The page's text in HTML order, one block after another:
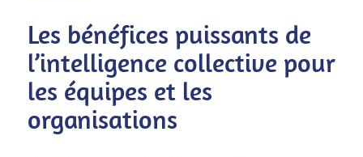
Les bénéfices puissants de
l’intelligence collective pour
les équipes et les
organisations